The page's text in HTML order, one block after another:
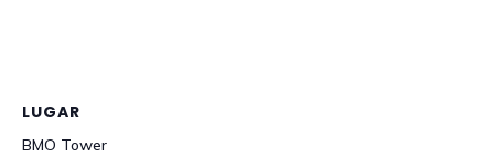
LUGAR
BMO Tower